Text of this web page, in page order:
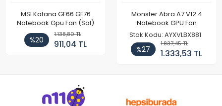
MSI Katana GF66 GF76
Notebook Gpu Fan (Sol)
%20
1.138,80 TL
911,04 TL
Monster Abra A7 V12.4
Notebook GPU Fan
Stok Kodu: AYXVLBX881
%27
1.837,45 TL
1.333,53 TL